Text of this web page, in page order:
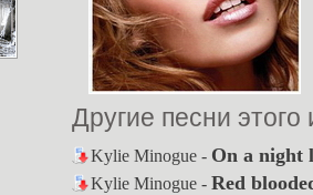
Другие песни
Kylie Minogue - On a night
Kylie Minogue - Red